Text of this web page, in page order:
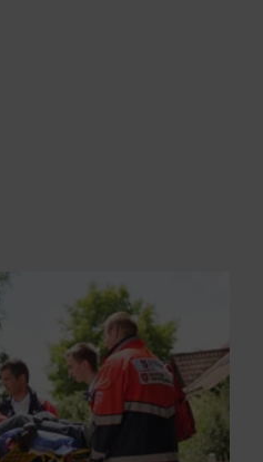
später leichter
zu "Miteinander-
finden Sie hier!